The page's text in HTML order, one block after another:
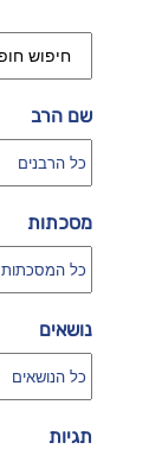
שם הרב
מסכתות
נושאים
תגיות